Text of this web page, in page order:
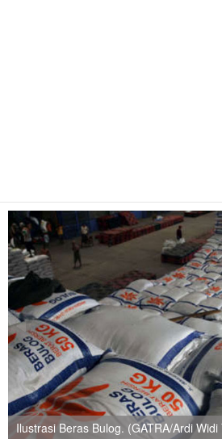
Ilustrasi Beras Bulog. (GATRA/Ardi Widi